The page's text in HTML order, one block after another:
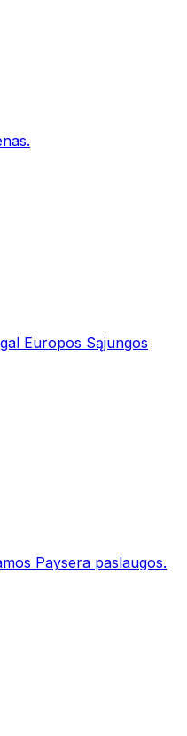
Europos Sąjungos
Paysera paslaugos.